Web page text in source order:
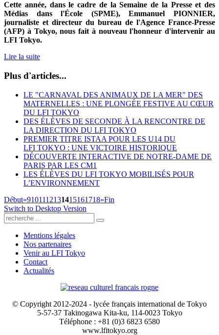
Cette année, dans le cadre de la Semaine de la Presse et des
Médias dans l'École (SPME), Emmanuel PIONNIER,
journaliste et directeur du bureau de l'Agence France-Presse
(AFP) à Tokyo, nous fait à nouveau l'honneur d'intervenir au
LFI Tokyo.
Lire la suite
Plus d'articles...
LE "CARNAVAL DES ANIMAUX DE LA MER" DES
MATERNELLES : UNE PLONGÉE FESTIVE AU CŒUR
DU LFI TOKYO
DES ÉLÈVES DE SECONDE À LA RENCONTRE DE
LA DIRECTION DU LFI TOKYO
PREMIER TITRE ISTAA POUR LES U14 DU
LFI TOKYO : UNE VICTOIRE HISTORIQUE
DÉCOUVERTE INTERACTIVE DE NOTRE-DAME DE
PARIS PAR LES CM1
LES ÉLÈVES DU LFI TOKYO MOBILISÉS POUR
L’ENVIRONNEMENT
Début«9101112131415161718»Fin
Switch to Desktop Version
Mentions légales
Nos partenaires
Venir au LFI Tokyo
Contact
Actualités
© Copyright 2012-2024 - lycée français international de Tokyo
5-57-37 Takinogawa Kita-ku, 114-0023 Tokyo
Téléphone : +81 (0)3 6823 6580
www.lfitokyo.org